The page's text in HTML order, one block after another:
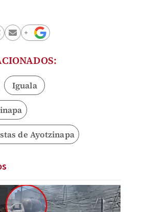
Iguala
de Ayotzinapa